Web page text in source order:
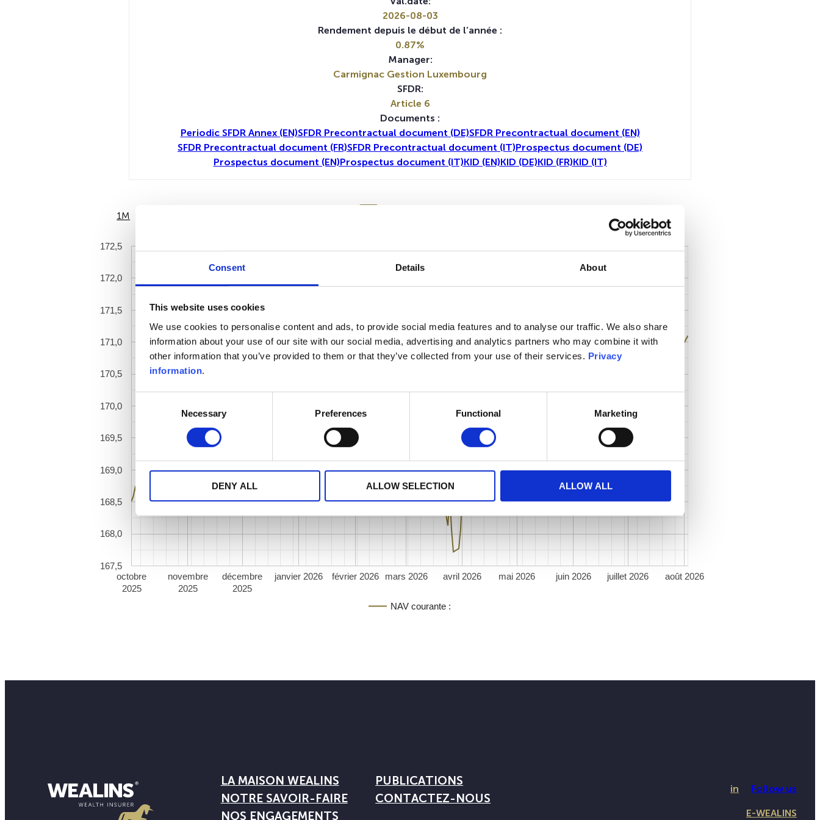
Consent Details About
This website uses cookies
We use cookies to personalise content and ads, to provide social media features and to analyse our traffic. We also share
information about your use of our site with our social media, advertising and analytics partners who may combine it with
other information that you’ve provided to them or that they’ve collected from your use of their services. Privacy
information.
Necessary Preferences Functional Marketing
DENY ALL ALLOW SELECTION ALLOW ALL
1M toutes
NAV courante :
octobre
2025
novembre
2025
décembre
2025
janvier 2026 février 2026 mars 2026 avril 2026 mai 2026 juin 2026 juillet 2026 août 2026
167,5
168,0
168,5
169,0
169,5
170,0
170,5
171,0
171,5
172,0
172,5
2026-08-03
Rendement depuis le début de l’année :
0.87%
Manager:
Carmignac Gestion Luxembourg
SFDR:
Article 6
Documents :
Periodic SFDR Annex (EN)SFDR Precontractual document (DE)SFDR Precontractual document (EN)
SFDR Precontractual document (FR)SFDR Precontractual document (IT)Prospectus document (DE)
Prospectus document (EN)Prospectus document (IT)KID (EN)KID (DE)KID (FR)KID (IT)
LA MAISON WEALINS
NOTRE SAVOIR-FAIRE
NOS ENGAGEMENTS
PUBLICATIONS
CONTACTEZ-NOUS
in Follow us
E-WEALINS